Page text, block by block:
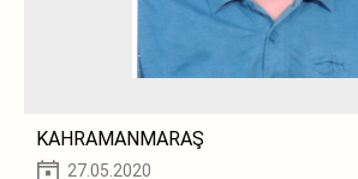
KAHRAMANMARAŞ
27.05.2020